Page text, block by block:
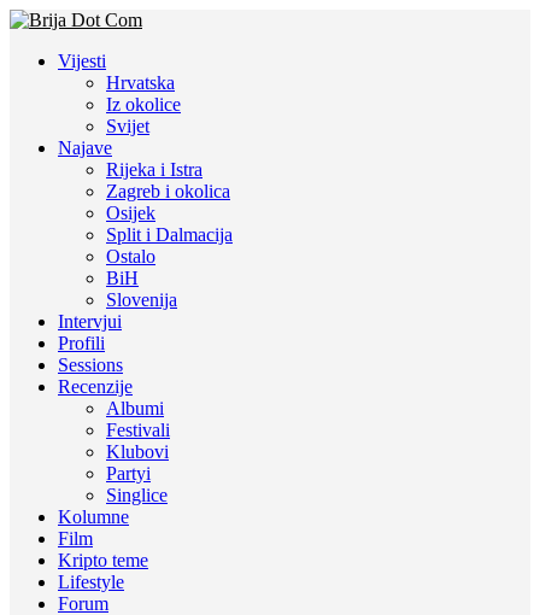
Vijesti
Hrvatska
Iz okolice
Svijet
Najave
Rijeka i Istra
Zagreb i okolica
Osijek
Split i Dalmacija
Ostalo
BiH
Slovenija
Intervjui
Profili
Sessions
Recenzije
Albumi
Festivali
Klubovi
Partyi
Singlice
Kolumne
Film
Kripto teme
Lifestyle
Forum